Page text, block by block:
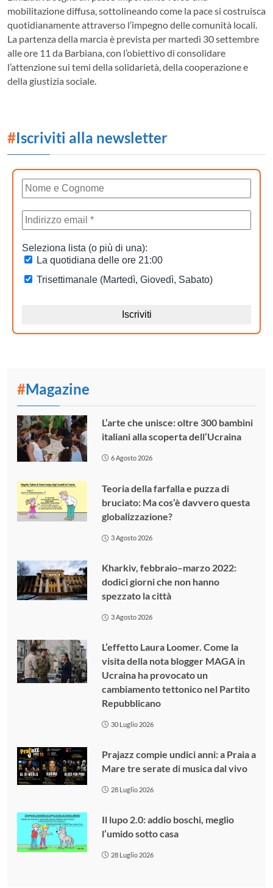
mobilitazione diffusa, sottolineando come la pace si costruisca
quotidianamente attraverso l’impegno delle comunità locali.
La partenza della marcia è prevista per martedì 30 settembre
alle ore 11 da Barbiana, con l’obiettivo di consolidare
l’attenzione sui temi della solidarietà, della cooperazione e
della giustizia sociale.
#Iscriviti alla newsletter
#Magazine
L’arte che unisce: oltre 300 bambini
italiani alla scoperta dell’Ucraina
6 Agosto 2026
Teoria della farfalla e puzza di
bruciato: Ma cos’è davvero questa
globalizzazione?
3 Agosto 2026
Kharkiv, febbraio–marzo 2022:
dodici giorni che non hanno
spezzato la città
3 Agosto 2026
L’effetto Laura Loomer. Come la
visita della nota blogger MAGA in
Ucraina ha provocato un
cambiamento tettonico nel Partito
Repubblicano
30 Luglio 2026
Prajazz compie undici anni: a Praia a
Mare tre serate di musica dal vivo
28 Luglio 2026
Il lupo 2.0: addio boschi, meglio
l’umido sotto casa
28 Luglio 2026